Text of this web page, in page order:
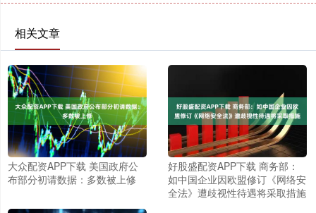
相关文章
大众配资APP下载 美国政府公
布部分初请数据：多数被上修
好股盛配资APP下载 商务部：
如中国企业因欧盟修订《网络安
全法》遭歧视性待遇将采取措施